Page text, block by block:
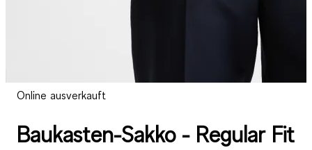
Online ausverkauft
Baukasten-Sakko - Regular Fit